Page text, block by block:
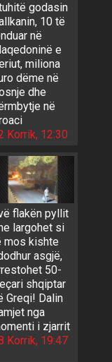
godasin
10 të
në
e
miliona
dëme në
dhe
në
Korrik, 12:30
flakën pyllit
largohet si
mos kishte
asgjë,
50-
shqiptar
Greqi! Dalin
nga
i zjarrit
Korrik, 19:47